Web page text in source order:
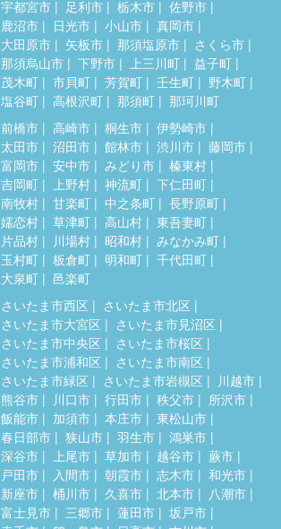
宇都宮市 足利市 栃木市
佐野市
鹿沼市
日光市 小山市
真岡市
大田原市
矢板市 那須塩原市
さくら市
那須烏山市
下野市 上三川町
益子町
茂木町
市貝町 芳賀町 壬生町
野木町
塩谷町
高根沢町 那須町 那珂川町
前橋市 高崎市 桐生市
伊勢崎市
太田市
沼田市 館林市 渋川市
藤岡市
富岡市
安中市 みどり市
榛東村
吉岡町
上野村 神流町
下仁田町
南牧村
甘楽町 中之条町
長野原町
嬬恋村
草津町 高山村
東吾妻町
片品村
川場村 昭和村
みなかみ町
玉村町
板倉町 明和町
千代田町
大泉町
邑楽町
さいたま市西区
さいたま市北区
さいたま市大宮区
さいたま市見沼区
さいたま市中央区
さいたま市桜区
さいたま市浦和区
さいたま市南区
さいたま市緑区
さいたま市岩槻区
川越市
熊谷市
川口市 行田市 秩父市
所沢市
飯能市
加須市 本庄市
東松山市
春日部市
狭山市 羽生市
鴻巣市
深谷市
上尾市 草加市 越谷市
蕨市
戸田市
入間市 朝霞市 志木市
和光市
新座市
桶川市 久喜市 北本市
八潮市
富士見市
三郷市 蓮田市
坂戸市